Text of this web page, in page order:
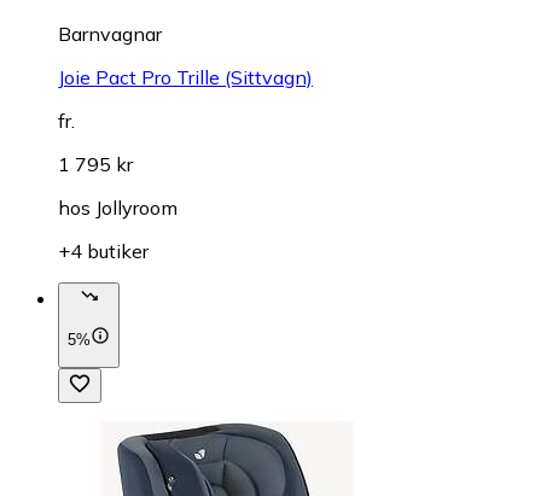
Barnvagnar
Joie Pact Pro Trille (Sittvagn)
fr.
1 795 kr
hos Jollyroom
+4 butiker
5%